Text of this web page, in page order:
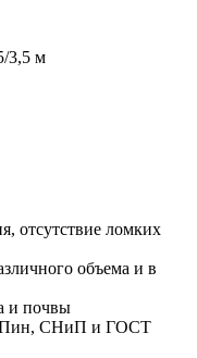
3,5 м
отсутствие ломких
объема и в
и почвы
СНиП и ГОСТ